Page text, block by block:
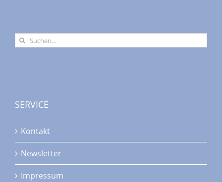
Suche
nach:
SERVICE
Kontakt
Newsletter
Impressum